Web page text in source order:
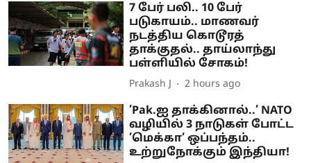
7 பேர் பலி.. 10 பேர்
படுகாயம்.. மாணவர்
நடத்திய கொடூரத்
தாக்குதல்.. தாய்லாந்து
பள்ளியில் சோகம்!
Prakash J 2 hours ago
’Pak.ஐ தாக்கினால்..’ NATO
வழியில் 3 நாடுகள் போட்ட
’மெக்கா’ ஒப்பந்தம்..
உற்றுநோக்கும் இந்தியா!